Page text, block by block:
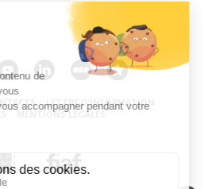
· LETTRE D'INFORMATION
· MENTIONS LÉGALES